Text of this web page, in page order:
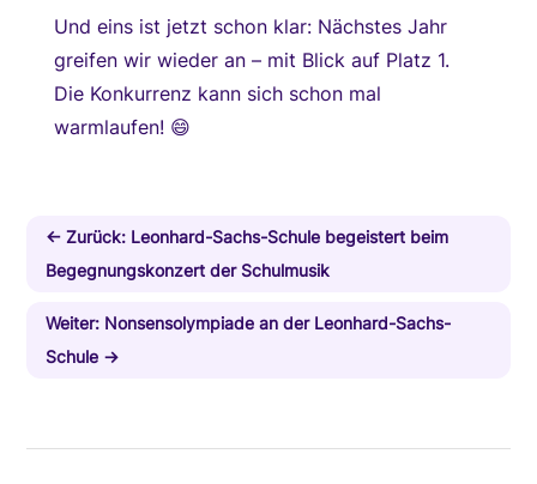
Und eins ist jetzt schon klar: Nächstes Jahr
greifen wir wieder an – mit Blick auf Platz 1.
Die Konkurrenz kann sich schon mal
warmlaufen! 😄
←Zurück: Leonhard-Sachs-Schule begeistert beim
Begegnungskonzert der Schulmusik
Weiter: Nonsensolympiade an der Leonhard-Sachs-
Schule →